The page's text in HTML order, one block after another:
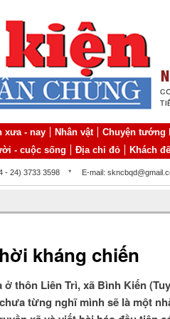
xưa - nay Nhân vật Chuyện tướng
- cuộc sống
Địa chỉ đỏ Khách
- 24) 3733 3598 * E-mail:
kháng chiến
thôn Liên Trì, xã Bình Kiến
từng nghĩ mình sẽ là một